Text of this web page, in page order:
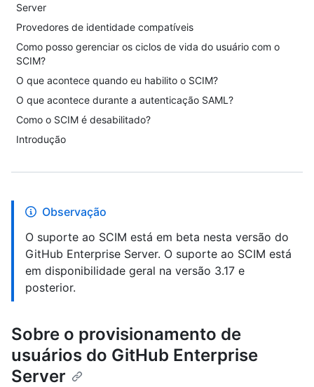
Server
Provedores de identidade compatíveis
Como posso gerenciar os ciclos de vida do usuário com o
SCIM?
O que acontece quando eu habilito o SCIM?
O que acontece durante a autenticação SAML?
Como o SCIM é desabilitado?
Introdução
Observação
O suporte ao SCIM está em beta nesta versão do
GitHub Enterprise Server. O suporte ao SCIM está
em disponibilidade geral na versão 3.17 e
posterior.
Sobre o provisionamento de
usuários do GitHub Enterprise
Server